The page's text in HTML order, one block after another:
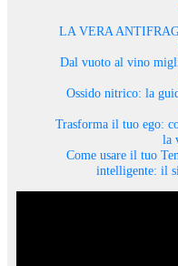
LA VERA
Dal vuoto al vino
Ossido nitrico: la
Trasforma il tuo ego:
la
Come usare il tuo
intelligente: il